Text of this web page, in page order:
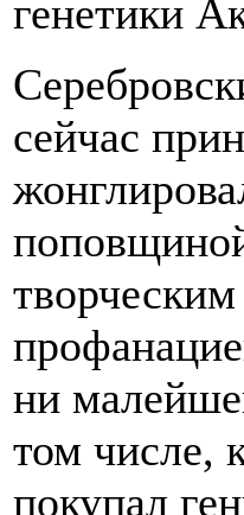
генетики
сейчас
ни
том числе,
покупал